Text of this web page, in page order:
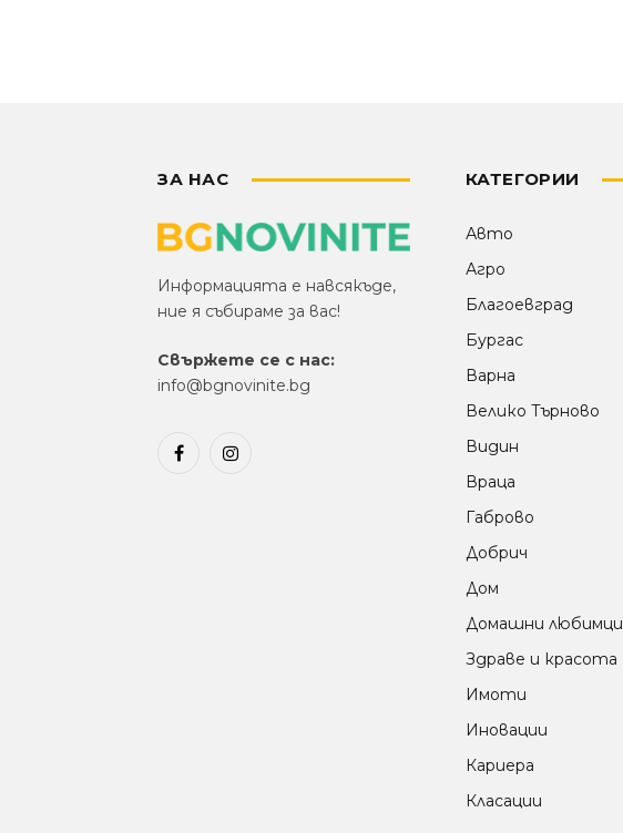
ЗА НАС
Информацията е навсякъде,
ние я събираме за вас!
Свържете се с нас:
info@bgnovinite.bg
FacebookInstagram
КАТЕГОРИИ
Авто
Агро
Благоевград
Бургас
Варна
Велико Търново
Видин
Враца
Габрово
Добрич
Дом
Домашни любимци
Здраве и красота
Имоти
Иновации
Кариера
Класации